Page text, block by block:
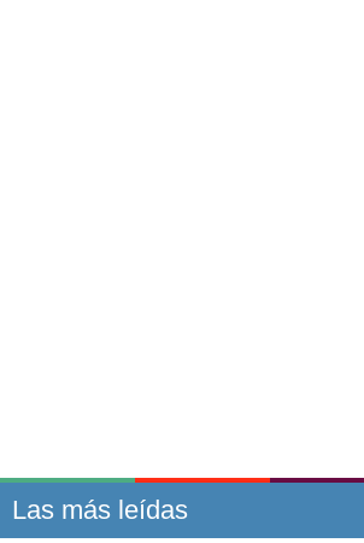
Las más leídas